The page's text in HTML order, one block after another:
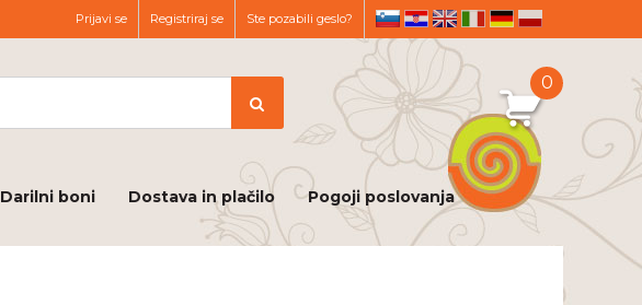
sl hr en de pl
Prijavi se Registriraj se Ste pozabili geslo?
0
Darilni boni Dostava in plačilo Pogoji poslovanja